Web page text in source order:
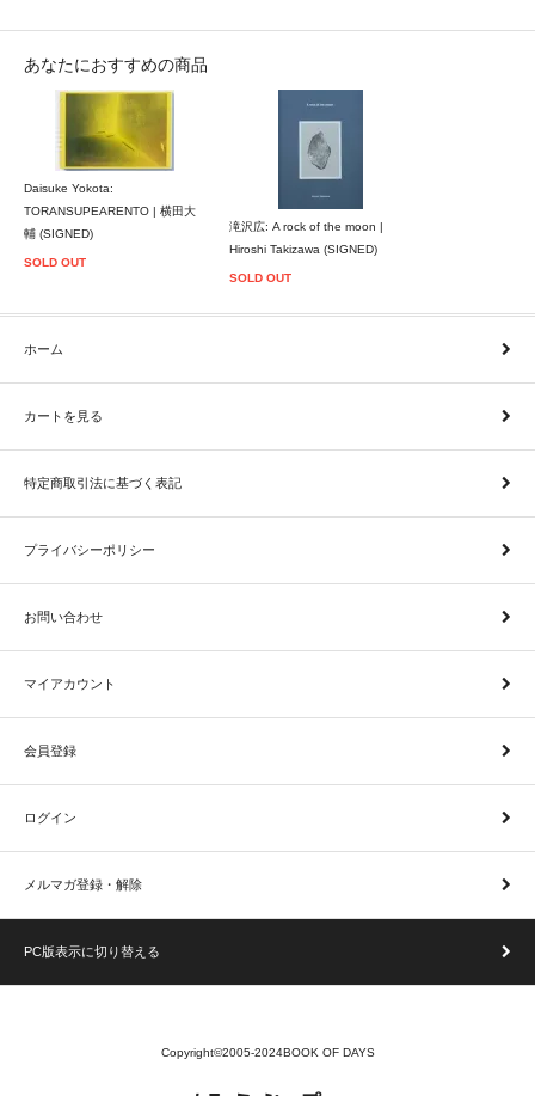
あなたにおすすめの商品
Daisuke Yokota:
TORANSUPEARENTO | 横田大
輔 (SIGNED)
SOLD OUT
滝沢広: A rock of the moon |
Hiroshi Takizawa (SIGNED)
SOLD OUT
ホーム
カートを見る
特定商取引法に基づく表記
プライバシーポリシー
お問い合わせ
マイアカウント
会員登録
ログイン
メルマガ登録・解除
PC版表示に切り替える
Copyright©2005-2024BOOK OF DAYS